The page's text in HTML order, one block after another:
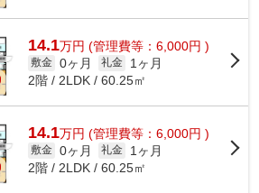
14.1万円 (管理費等：6,000円 )
敷金 0ヶ月 礼金
1ヶ月
2階 / 2LDK / 60.25㎡
14.1万円 (管理費等：6,000円 )
敷金 0ヶ月 礼金
1ヶ月
2階 / 2LDK / 60.25㎡